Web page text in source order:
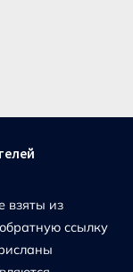
взяты из
ссылку